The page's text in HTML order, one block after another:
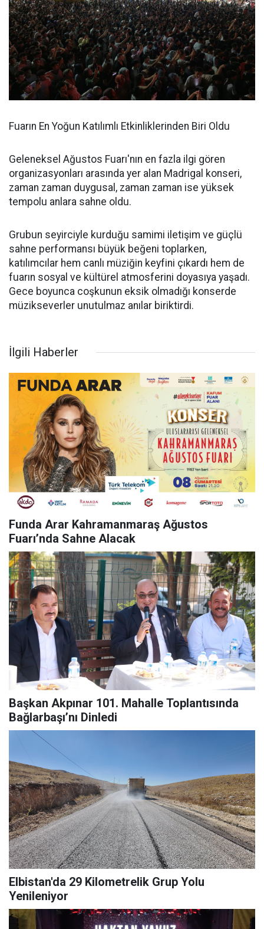
Fuarın En Yoğun Katılımlı Etkinliklerinden Biri Oldu
Geleneksel Ağustos Fuarı'nın en fazla ilgi gören
organizasyonları arasında yer alan Madrigal konseri,
zaman zaman duygusal, zaman zaman ise yüksek
tempolu anlara sahne oldu.
Grubun seyirciyle kurduğu samimi iletişim ve güçlü
sahne performansı büyük beğeni toplarken,
katılımcılar hem canlı müziğin keyfini çıkardı hem de
fuarın sosyal ve kültürel atmosferini doyasıya yaşadı.
Gece boyunca coşkunun eksik olmadığı konserde
müzikseverler unutulmaz anılar biriktirdi.
İlgili Haberler
Funda Arar Kahramanmaraş Ağustos
Fuarı’nda Sahne Alacak
Başkan Akpınar 101. Mahalle Toplantısında
Bağlarbaşı’nı Dinledi
Elbistan'da 29 Kilometrelik Grup Yolu
Yenileniyor